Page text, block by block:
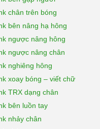
chân trên bóng
bên nâng hạ hông
ngược nâng hông
ngược nâng chân
nghiêng hông
xoay bóng – viết chữ
TRX dạng chân
bên luồn tay
nhảy chân